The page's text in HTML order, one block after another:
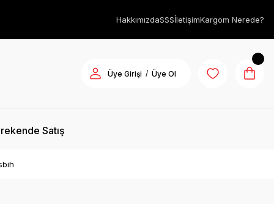
HakkımızdaSSSİletişimKargom Nerede?
Üye Girişi / Üye Ol
Satış